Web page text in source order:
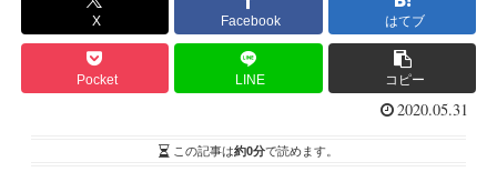
X Facebook はてブ
Pocket LINE コピー
2020.05.31
この記事は約0分で読めます。